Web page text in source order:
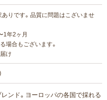
りです。 品質に問題はこざいませ
1年2ヶ月
場合もございます。
け
ンド。ヨーロッパの各国で採れる